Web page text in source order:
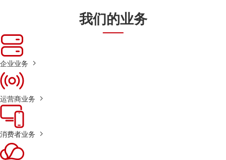
我们的业务
企业业务
运营商业务
消费者业务